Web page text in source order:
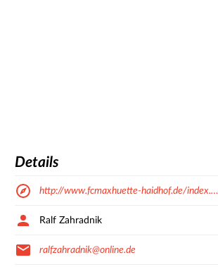
Details
http://www.fcmaxhuette-haidhof.de/index.…
Ralf Zahradnik
ralfzahradnik@online.de